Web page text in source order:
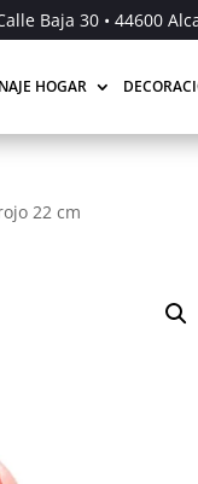
Baja 30 • 44600
HOGAR
22 cm